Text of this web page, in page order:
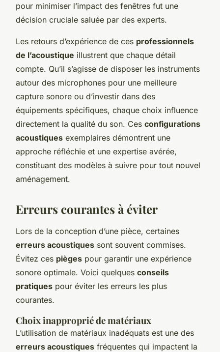
pour minimiser l’impact des fenêtres fut une
décision cruciale saluée par des experts.
Les retours d’expérience de ces professionnels
de l’acoustique illustrent que chaque détail
compte. Qu’il s’agisse de disposer les instruments
autour des microphones pour une meilleure
capture sonore ou d’investir dans des
équipements spécifiques, chaque choix influence
directement la qualité du son. Ces configurations
acoustiques exemplaires démontrent une
approche réfléchie et une expertise avérée,
constituant des modèles à suivre pour tout nouvel
aménagement.
Erreurs courantes à éviter
Lors de la conception d’une pièce, certaines
erreurs acoustiques sont souvent commises.
Évitez ces pièges pour garantir une expérience
sonore optimale. Voici quelques conseils
pratiques pour éviter les erreurs les plus
courantes.
Choix inapproprié de matériaux
L’utilisation de matériaux inadéquats est une des
erreurs acoustiques fréquentes qui impactent la